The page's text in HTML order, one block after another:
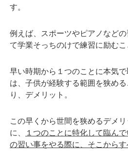
す。
例えば、スポーツやピアノなど
て学業そっちのけで練習に励むこ
早い時期から１つのことに本気
は、子供が経験する範囲を狭め
り、デメリット。
この早くから世間を狭めるデメ
に、
１つのことに特化して臨ん
の習い事をやる際に、そこから